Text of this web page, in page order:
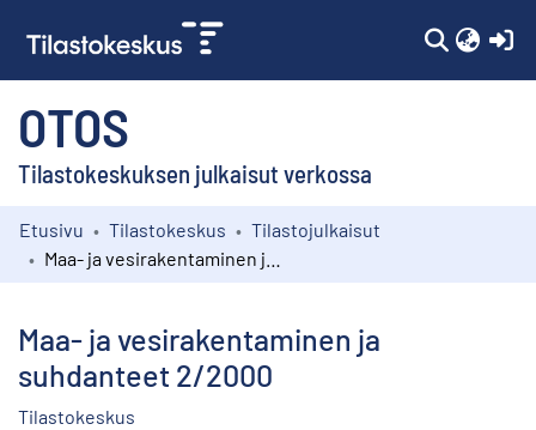
OTOS
Tilastokeskuksen julkaisut verkossa
Kokoelmat
Etusivu Tilastokeskus
Tilastojulkaisut
Maa- ja vesirakentaminen ja
suhdanteet 2/2000
Tilastokeskus